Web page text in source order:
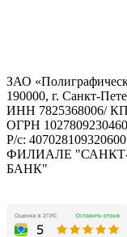
ЗАО
190000, г. Санкт-
ИНН 7825368006/
ОГРН 1027809230460
Р/с:
ФИЛИАЛЕ
БАНК"